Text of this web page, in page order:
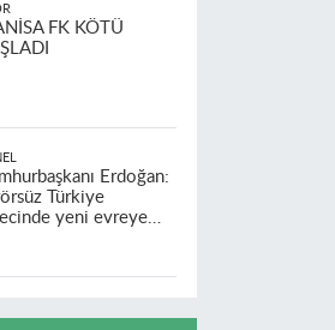
FK KÖTÜ
Erdoğan:
Türkiye
yeni evreye